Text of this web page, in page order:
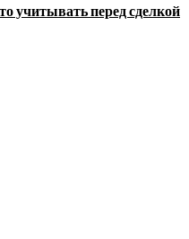
учитывать перед сделкой